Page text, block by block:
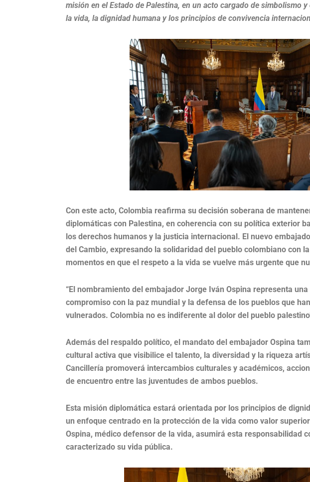
misión en el Estado de Palestina, en un acto cargado de simbolismo
la vida, la dignidad humana y los principios de convivencia
Con este acto, Colombia reafirma su decisión soberana de
diplomáticas con Palestina, en coherencia con su política exterior
los derechos humanos y la justicia internacional. El nuevo
del Cambio, expresando la solidaridad del pueblo colombiano con
momentos en que el respeto a la vida se vuelve más urgente que
“El nombramiento del embajador Jorge Iván Ospina representa
compromiso con la paz mundial y la defensa de los pueblos que
vulnerados. Colombia no es indiferente al dolor del pueblo
Además del respaldo político, el mandato del embajador Ospina
cultural activa que visibilice el talento, la diversidad y la riqueza
Cancillería promoverá intercambios culturales y académicos,
de encuentro entre las juventudes de ambos pueblos.
Esta misión diplomática estará orientada por los principios de
un enfoque centrado en la protección de la vida como valor
Ospina, médico defensor de la vida, asumirá esta responsabilidad
caracterizado su vida pública.